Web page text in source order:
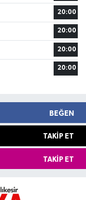
20:00
20:00
20:00
20:00
BEĞEN
TAKIP ET
TAKIP ET